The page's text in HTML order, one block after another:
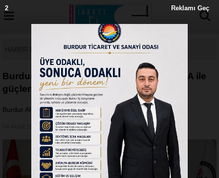
Reklamı Geç
1
Burdur Altınyayla’da turizm altyapısı BAKA ile
güçleniyor
Burdur Altınyayla’da turizm altyapısı BAKA ile güçleniyor
04 Aralık 2019 - Çarşamba 15:53